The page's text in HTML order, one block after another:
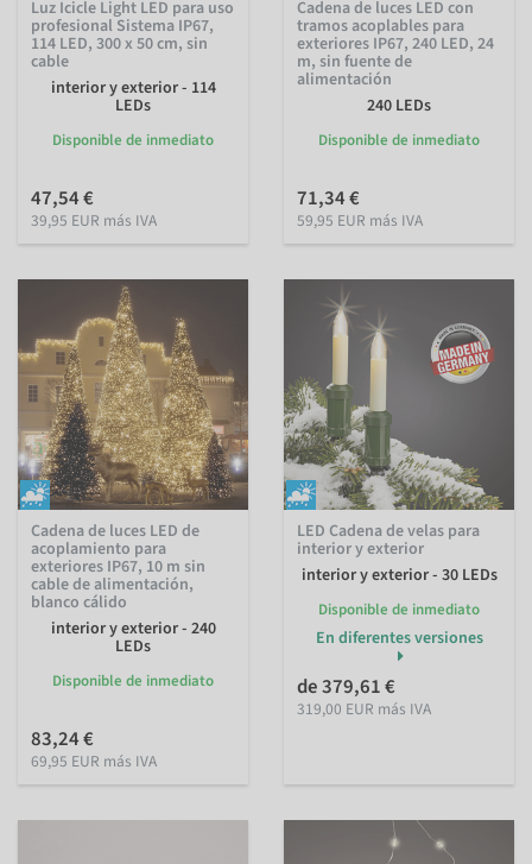
Luz Icicle Light LED para uso
profesional Sistema IP67,
114 LED, 300 x 50 cm, sin
cable
interior y exterior - 114
LEDs
Disponible de inmediato
47,54 €
39,95 EUR más IVA
Cadena de luces LED con
tramos acoplables para
exteriores IP67, 240 LED, 24
m, sin fuente de
alimentación
240 LEDs
Disponible de inmediato
71,34 €
59,95 EUR más IVA
Cadena de luces LED de
acoplamiento para
exteriores IP67, 10 m sin
cable de alimentación,
blanco cálido
interior y exterior - 240
LEDs
Disponible de inmediato
83,24 €
69,95 EUR más IVA
LED Cadena de velas para
interior y exterior
interior y exterior - 30 LEDs
Disponible de inmediato
En diferentes versiones
de 379,61 €
319,00 EUR más IVA